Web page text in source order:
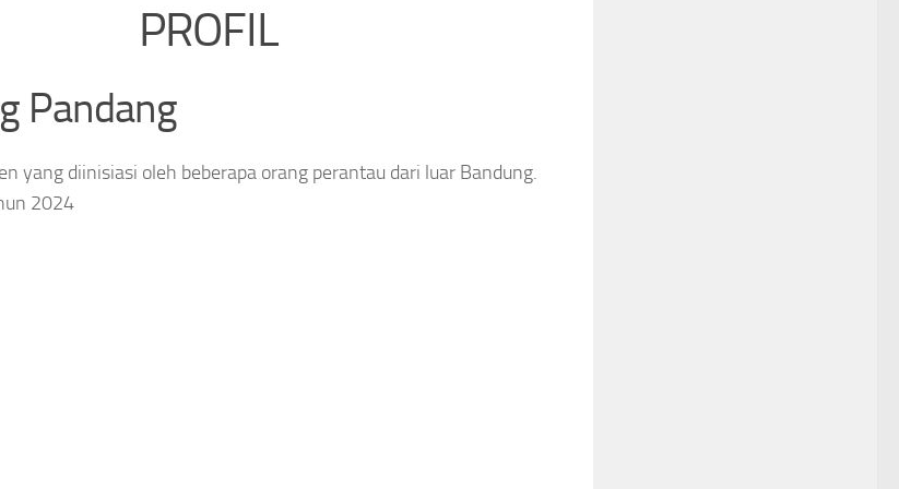
PROFIL
Pandang
yang diinisiasi oleh beberapa orang perantau dari luar Bandung.
2024